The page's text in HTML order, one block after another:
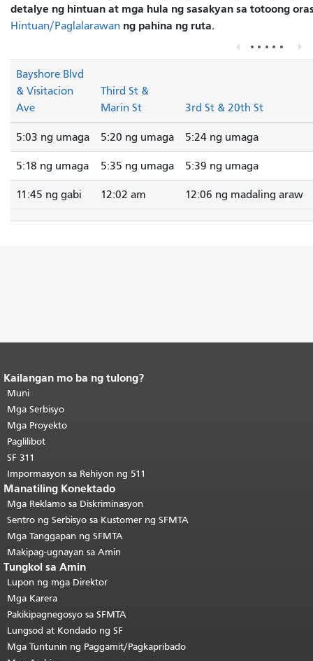
detalye ng hintuan at mga hula ng sasakyan sa totoong
Hintuan/Paglalarawan ng pahina ng ruta.
Bayshore Blvd
& Visitacion
Ave
Third St &
Marin St
3rd St & 20th St
5:03 ng umaga 5:20 ng umaga 5:24 ng umaga
5:18 ng umaga 5:35 ng umaga 5:39 ng umaga
11:45 ng gabi 12:02 am 12:06 ng madaling araw
Katapusan ng nilalaman ng
pahina.
pahinang ito ay nauulit sa bawat
pahina.Bumalik sa itaas ng
pangunahing nilalaman
Kailangan mo ba ng tulong?
Muni
Mga Serbisyo
Mga Proyekto
Paglilibot
SF 311
Impormasyon sa Rehiyon ng 511
Manatiling Konektado
Mga Reklamo sa Diskriminasyon
Sentro ng Serbisyo sa Kustomer ng SFMTA
Mga Tanggapan ng SFMTA
Makipag-ugnayan sa Amin
Tungkol sa Amin
Lupon ng mga Direktor
Mga Karera
Pakikipagnegosyo sa SFMTA
Lungsod at Kondado ng SF
Mga Tuntunin ng Paggamit/Pagkapribado